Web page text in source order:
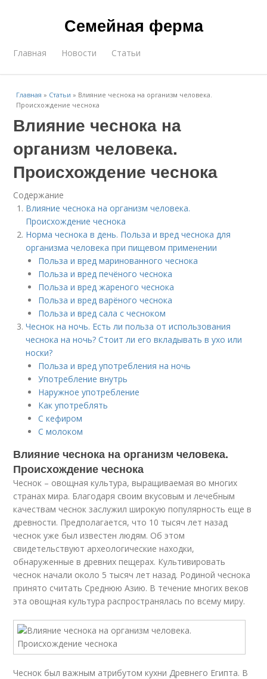
Семейная ферма
Главная Новости Статьи
Главная » Статьи » Влияние чеснока на организм человека.
Происхождение чеснока
Влияние чеснока на
организм человека.
Происхождение чеснока
Содержание
Влияние чеснока на организм человека.
Происхождение чеснока
Норма чеснока в день. Польза и вред чеснока для
организма человека при пищевом применении
Польза и вред маринованного чеснока
Польза и вред печёного чеснока
Польза и вред жареного чеснока
Польза и вред варёного чеснока
Польза и вред сала с чесноком
Чеснок на ночь. Есть ли польза от использования
чеснока на ночь? Стоит ли его вкладывать в ухо или
носки?
Польза и вред употребления на ночь
Употребление внутрь
Наружное употребление
Как употреблять
С кефиром
С молоком
Влияние чеснока на организм человека.
Происхождение чеснока
Чеснок – овощная культура, выращиваемая во многих
странах мира. Благодаря своим вкусовым и лечебным
качествам чеснок заслужил широкую популярность еще в
древности. Предполагается, что 10 тысяч лет назад
чеснок уже был известен людям. Об этом
свидетельствуют археологические находки,
обнаруженные в древних пещерах. Культивировать
чеснок начали около 5 тысяч лет назад. Родиной чеснока
принято считать Среднюю Азию. В течение многих веков
эта овощная культура распространялась по всему миру.
Чеснок был важным атрибутом кухни Древнего Египта. В